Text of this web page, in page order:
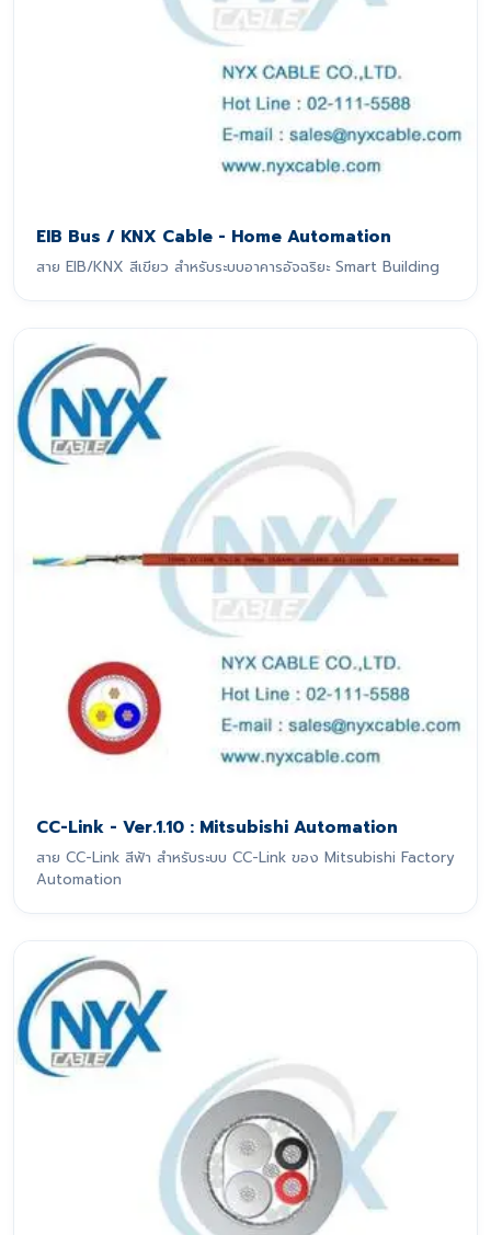
EIB Bus / KNX Cable - Home Automation
สาย EIB/KNX สีเขียว สำหรับระบบอาคารอัจฉริยะ Smart Building
CC-Link - Ver.1.10 : Mitsubishi Automation
สาย CC-Link สีฟ้า สำหรับระบบ CC-Link ของ Mitsubishi Factory
Automation